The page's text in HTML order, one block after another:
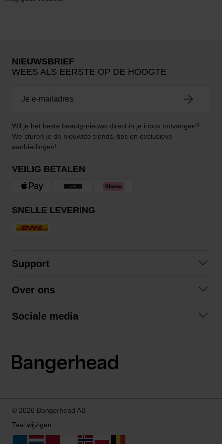
NIEUWSBRIEF
WEES ALS EERSTE OP DE HOOGTE
Wil je het beste beauty-nieuws direct in je inbox ontvangen?
We sturen je de nieuwste trends, tips en exclusieve
aanbiedingen!
VEILIG BETALEN
SNELLE LEVERING
Support
Algemene voorwaarden
Over ons
Sociale media
LinkedIn
© 2026 Bangerhead AB
Taal wijzigen